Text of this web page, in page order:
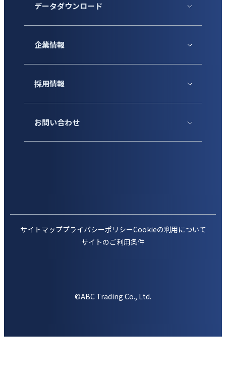
データダウンロード
企業情報
採用情報
お問い合わせ
サイトマッププライバシーポリシーCookieの利用について
サイトのご利用条件
©ABC Trading Co., Ltd.